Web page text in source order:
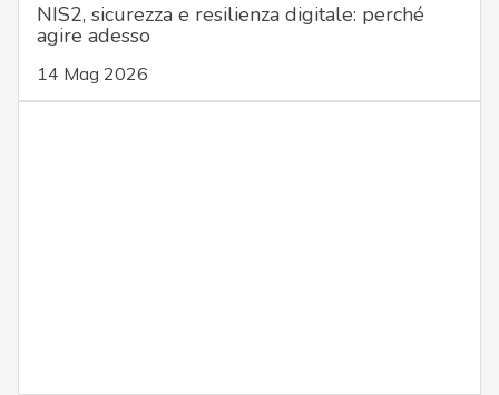
NIS2, sicurezza e resilienza digitale: perché
agire adesso
14 Mag 2026